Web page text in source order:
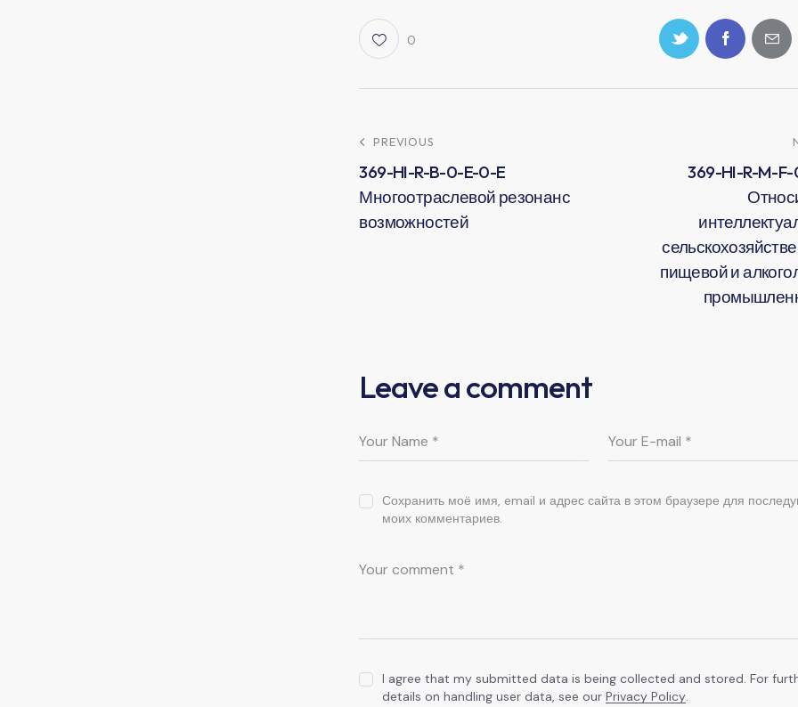
0
PREVIOUS
369-HI-R-B-0-E-0-E
Многоотраслевой резонанс
возможностей
369-HI-R-M-
пищевой и
Leave a comment
Сохранить моё имя, email и адрес сайта в этом браузере для
моих комментариев.
I agree that my submitted data is being collected and stored. For
details on handling user data, see our Privacy Policy.